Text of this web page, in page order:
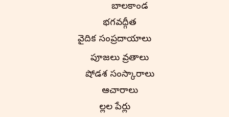
బాలకాండ
భగవద్గీత
వైదిక సంప్రదాయాలు
పూజలు వ్రతాలు
షోడశ సంస్కారాలు
ఆచారాలు
పిల్లల పేర్లు